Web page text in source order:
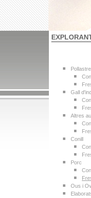
Pollastre
Gall
Altres
Conill
Porc
Ous i